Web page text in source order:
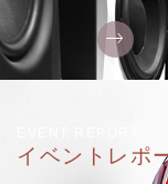
イベントレポ